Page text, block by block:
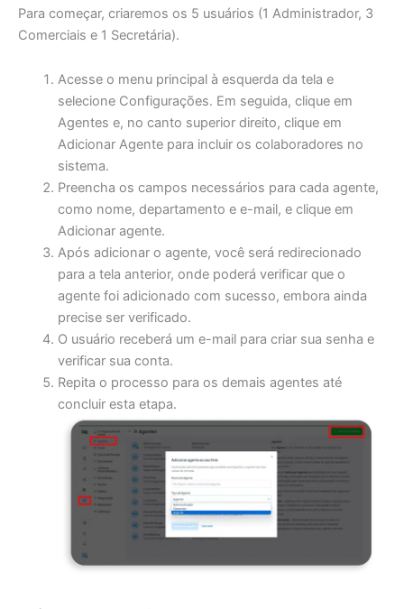
Para começar, criaremos os 5 usuários (1 Administrador, 3
Comerciais e 1 Secretária).
Acesse o menu principal à esquerda da tela e
selecione Configurações. Em seguida, clique em
Agentes e, no canto superior direito, clique em
Adicionar Agente para incluir os colaboradores no
sistema.
Preencha os campos necessários para cada agente,
como nome, departamento e e-mail, e clique em
Adicionar agente.
Após adicionar o agente, você será redirecionado
para a tela anterior, onde poderá verificar que o
agente foi adicionado com sucesso, embora ainda
precise ser verificado.
O usuário receberá um e-mail para criar sua senha e
verificar sua conta.
Repita o processo para os demais agentes até
concluir esta etapa.